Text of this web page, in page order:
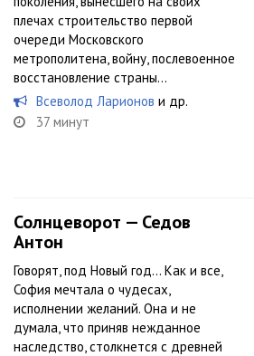
плечах строительство первой
очереди Московского
метрополитена, войну, послевоенное
восстановление страны…
Всеволод Ларионов и др.
37 минут
Солнцеворот — Седов
Антон
Говорят, под Новый год… Как и все,
София мечтала о чудесах,
исполнении желаний. Она и не
думала, что приняв нежданное
наследство, столкнется с древней